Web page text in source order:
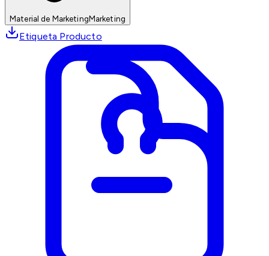
Material de MarketingMarketing
Etiqueta Producto